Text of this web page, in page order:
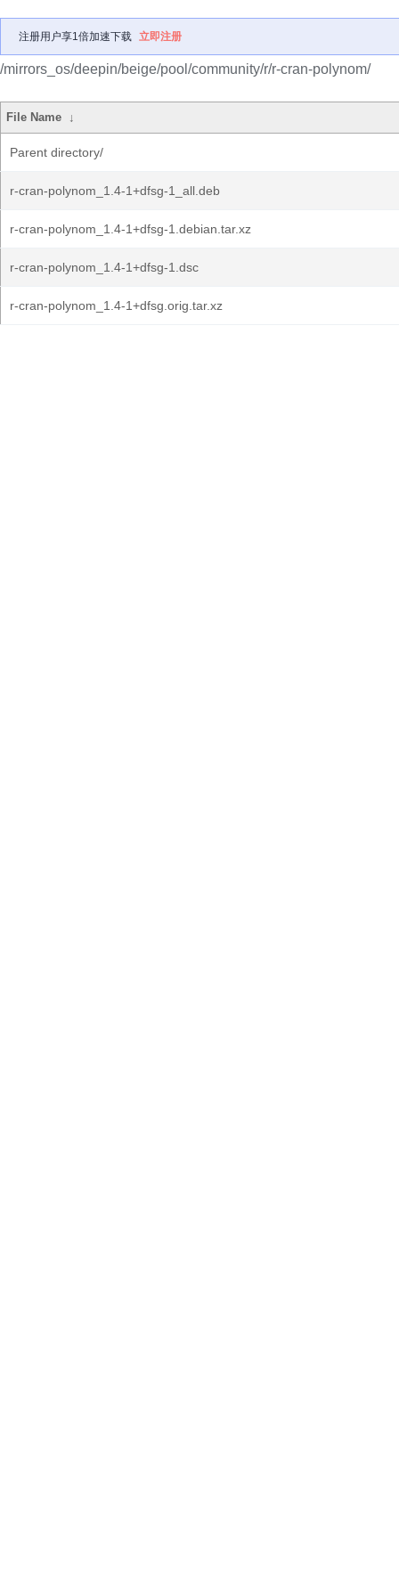
注册用户享1倍加速下载 立即注册
/mirrors_os/deepin/beige/pool/community/r/r-cran-polynom/
File Name ↓
Parent directory/
r-cran-polynom_1.4-1+dfsg-1_all.deb
r-cran-polynom_1.4-1+dfsg-1.debian.tar.xz
r-cran-polynom_1.4-1+dfsg-1.dsc
r-cran-polynom_1.4-1+dfsg.orig.tar.xz